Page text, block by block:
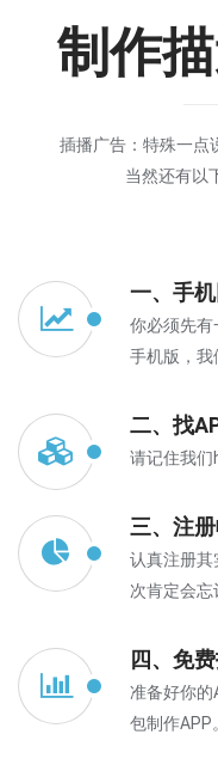
制作
插播广告：特殊一点
当然还有以
一、手
你必须先有
手机版，我
二、找
请记住我
三、注
认真注册
次肯定会忘
四、免
准备好你的
包制作APP。